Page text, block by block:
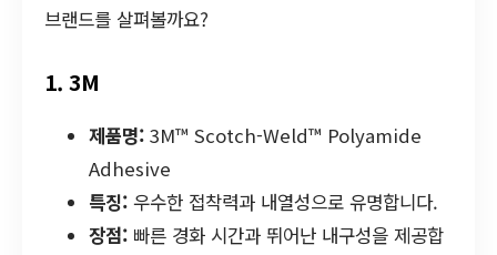
브랜드를 살펴볼까요?
1. 3M
제품명: 3M™ Scotch-Weld™ Polyamide
Adhesive
특징: 우수한 접착력과 내열성으로 유명합니다.
장점: 빠른 경화 시간과 뛰어난 내구성을 제공합